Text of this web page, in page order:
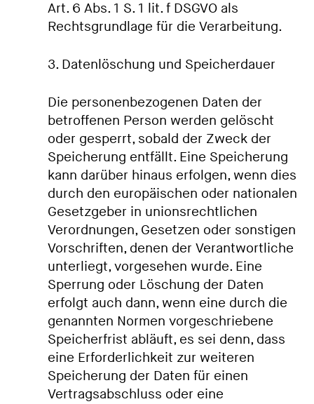
Art. 6 Abs. 1 S. 1 lit. f DSGVO als
Rechtsgrundlage für die Verarbeitung.
3. Datenlöschung und Speicherdauer
Die personenbezogenen Daten der
betroffenen Person werden gelöscht
oder gesperrt, sobald der Zweck der
Speicherung entfällt. Eine Speicherung
kann darüber hinaus erfolgen, wenn dies
durch den europäischen oder nationalen
Gesetzgeber in unionsrechtlichen
Verordnungen, Gesetzen oder sonstigen
Vorschriften, denen der Verantwortliche
unterliegt, vorgesehen wurde. Eine
Sperrung oder Löschung der Daten
erfolgt auch dann, wenn eine durch die
genannten Normen vorgeschriebene
Speicherfrist abläuft, es sei denn, dass
eine Erforderlichkeit zur weiteren
Speicherung der Daten für einen
Vertragsabschluss oder eine